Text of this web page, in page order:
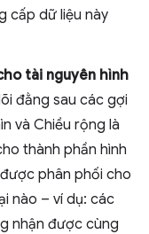
cấp dữ liệu này
tài nguyên hình
đằng sau các gợi
và Chiều rộng là
thành phần hình
phân phối cho
nào – ví dụ: các
nhận được cùng